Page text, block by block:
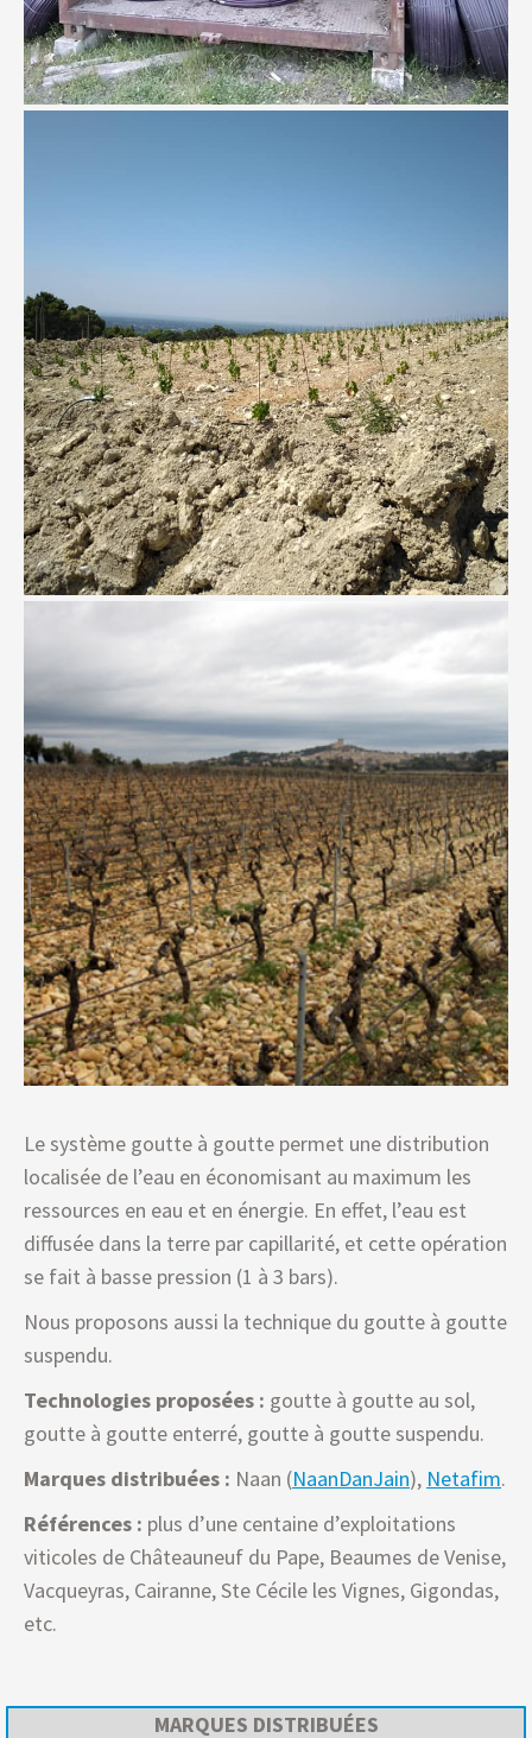
Le système goutte à goutte permet une distribution
localisée de l’eau en économisant au maximum les
ressources en eau et en énergie. En effet, l’eau est
diffusée dans la terre par capillarité, et cette opération
se fait à basse pression (1 à 3 bars).
Nous proposons aussi la technique du goutte à goutte
suspendu.
Technologies proposées : goutte à goutte au sol,
goutte à goutte enterré, goutte à goutte suspendu.
Marques distribuées : Naan (NaanDanJain), Netafim.
Références : plus d’une centaine d’exploitations
viticoles de Châteauneuf du Pape, Beaumes de Venise,
Vacqueyras, Cairanne, Ste Cécile les Vignes, Gigondas,
etc.
MARQUES DISTRIBUÉES